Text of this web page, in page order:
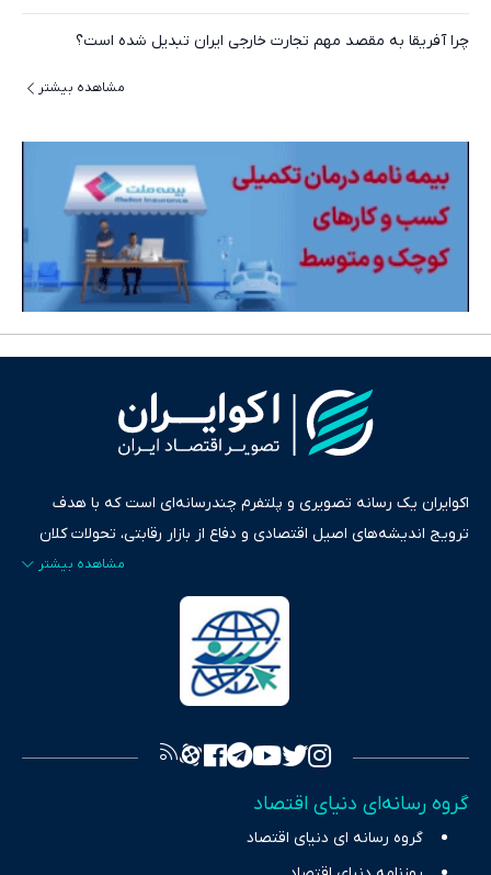
چرا آفریقا به مقصد مهم تجارت خارجی ایران تبدیل شده است؟
مشاهده بیشتر
اکوایران یک رسانه تصویری و پلتفرم چندرسانه‌ای است که با هدف
ترویج اندیشه‌های اصیل اقتصادی و دفاع از بازار رقابتی، تحولات کلان
ایران و جهان را در قالب‌های ویدیو، پادکست، متن و گزارش‌های تحلیلی
پایش می‌کند. این رسانه به عنوان منبعی دقیق و قابل اعتماد، فراتر از
اطلاع‌رسانی صرف، به تبیین سیاست‌ها و کارکردهای بازارهای مالی،
سرمایه‌گذاری، تجارت و حوزه‌های نوظهور می‌پردازد. اکوایران با پایبندی
به اصول «انصاف، امانت و صداقت»، بستری برای انعکاس آراء متنوع
تصویری شفاف از واقعیت‌های اقتصادی ارائه دهد. ما در اکوایران با
چالش‌های فقر و بیکاری را جست‌وجو کرده و در کنار تحلیل آمارها،
نیازهای خبری مخاطبان در حوزه‌های اثرگذار بر اقتصاد را با رویکردی
گروه رسانه‌ای دنیای اقتصاد
گروه رسانه ای دنیای اقتصاد